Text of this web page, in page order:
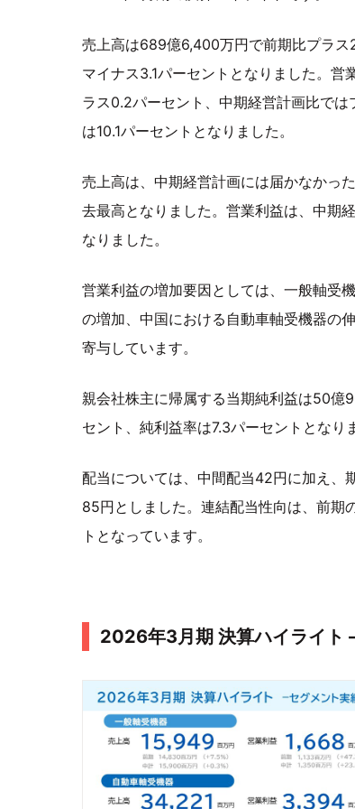
売上高は689億6,400万円で前期比プラ
マイナス3.1パーセントとなりました。
ラス0.2パーセント、中期経営計画比で
は10.1パーセントとなりました。
売上高は、中期経営計画には届かなかっ
去最高となりました。営業利益は、中期
なりました。
営業利益の増加要因としては、一般軸受
の増加、中国における自動車軸受機器の
寄与しています。
親会社株主に帰属する当期純利益は50
セント、純利益率は7.3パーセントとなり
配当については、中間配当42円に加え、
85円としました。連結配当性向は、前
トとなっています。
2026年3月期 決算ハイライト